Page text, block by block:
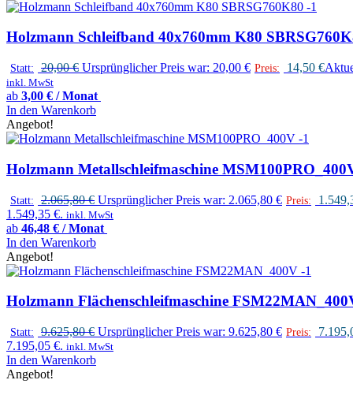
Holzmann Schleifband 40x760mm K80
Statt: 20,00€ Ursprünglicher Preis war: 20,00 € Preis: 14,50 €
inkl. MwSt
ab 3,00 € / Monat
In den Warenkorb
Angebot!
Holzmann Metallschleifmaschine
Statt: 2.065,80€ Ursprünglicher Preis war: 2.065,80 € Preis:
1.549,35 €. inkl. MwSt
ab 46,48 € / Monat
In den Warenkorb
Angebot!
Holzmann Flächenschleifmaschine
Statt: 9.625,80€ Ursprünglicher Preis war: 9.625,80 € Preis:
7.195,05 €. inkl. MwSt
In den Warenkorb
Angebot!